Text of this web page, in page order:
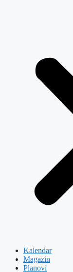
Kalendar
Magazin
Planovi